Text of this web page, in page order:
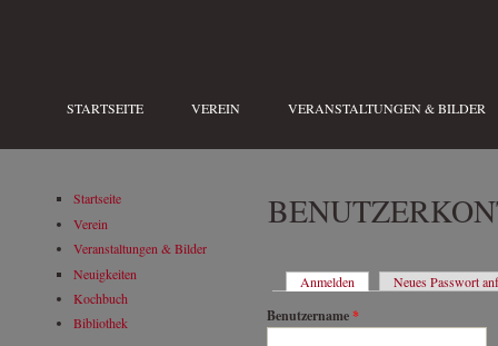
STARTSEITE VEREIN VERANSTALTUNGEN & BILDER
Startseite
Verein
Veranstaltungen & Bilder
Neuigkeiten
Kochbuch
Bibliothek
HAUPT-REITER
Anmelden (aktiver Reiter)
Neues Passwort
Benutzername*